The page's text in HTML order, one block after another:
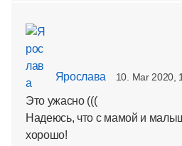
Ярослава 10. Mar 2020,
Это ужасно (((
Надеюсь, что с мамой и
хорошо!